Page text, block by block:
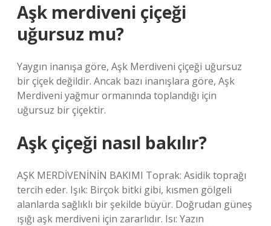
Aşk merdiveni çiçeği
uğursuz mu?
Yaygın inanışa göre, Aşk Merdiveni çiçeği uğursuz
bir çiçek değildir. Ancak bazı inanışlara göre, Aşk
Merdiveni yağmur ormanında toplandığı için
uğursuz bir çiçektir.
Aşk çiçeği nasıl bakılır?
AŞK MERDİVENİNİN BAKIMI Toprak: Asidik toprağı
tercih eder. Işık: Birçok bitki gibi, kısmen gölgeli
alanlarda sağlıklı bir şekilde büyür. Doğrudan güneş
ışığı aşk merdiveni için zararlıdır. Isı: Yazın